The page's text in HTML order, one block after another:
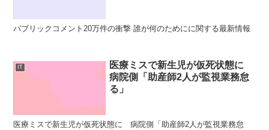
パブリックコメント20万件の衝撃 誰が何のためにに関する最新情報
IT
医療ミスで新生児が仮死状態に
病院側「助産師2人が監視業務怠
る」
医療ミスで新生児が仮死状態に 病院側「助産師2人が監視業務怠